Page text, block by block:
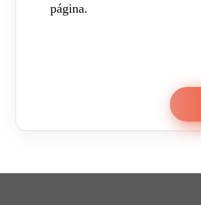
página.